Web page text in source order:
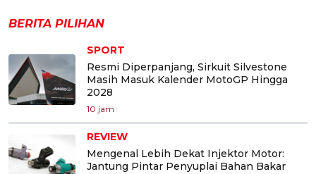
BERITA PILIHAN
SPORT
Resmi Diperpanjang, Sirkuit Silvestone
Masih Masuk Kalender MotoGP Hingga
2028
10 jam
REVIEW
Mengenal Lebih Dekat Injektor Motor:
Jantung Pintar Penyuplai Bahan Bakar